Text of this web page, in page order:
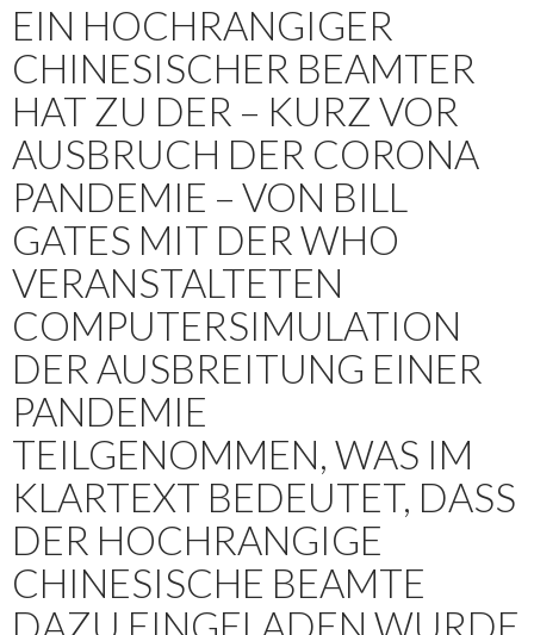
EIN HOCHRANGIGER
CHINESISCHER BEAMTER
HAT ZU DER – KURZ VOR
AUSBRUCH DER CORONA
PANDEMIE – VON BILL
GATES MIT DER WHO
VERANSTALTETEN
COMPUTERSIMULATION
DER AUSBREITUNG EINER
PANDEMIE
TEILGENOMMEN, WAS IM
KLARTEXT BEDEUTET, DASS
DER HOCHRANGIGE
CHINESISCHE BEAMTE
DAZU EINGELADEN WURDE